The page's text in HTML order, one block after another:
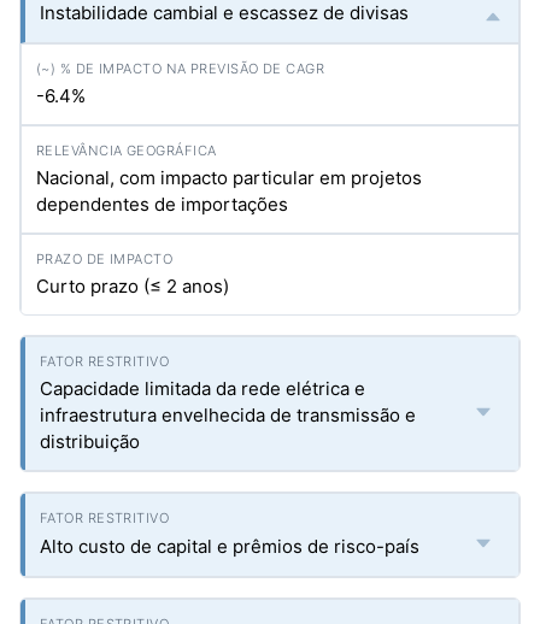
Instabilidade cambial e escassez de divisas
-6.4%
Nacional, com impacto particular em projetos
dependentes de importações
Curto prazo (≤ 2 anos)
Capacidade limitada da rede elétrica e
infraestrutura envelhecida de transmissão e
distribuição
Alto custo de capital e prêmios de risco-país